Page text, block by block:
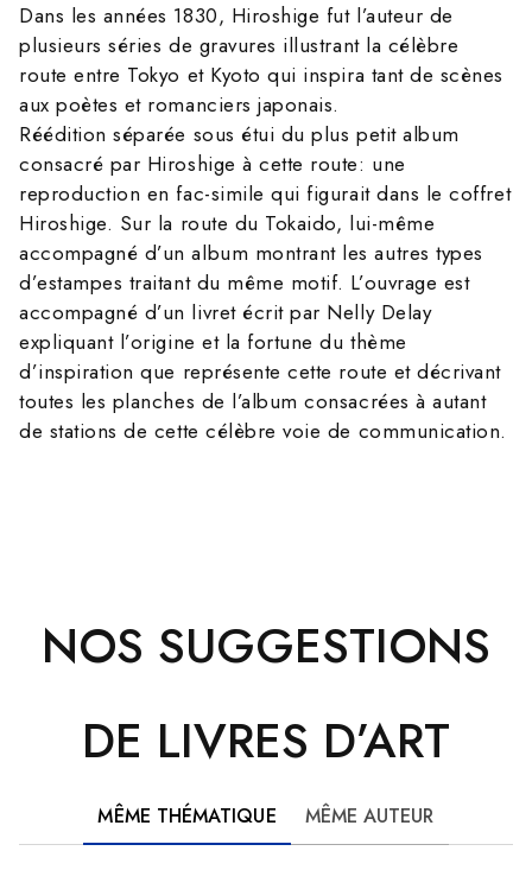
Dans les années 1830, Hiroshige fut l’auteur de
plusieurs séries de gravures illustrant la célèbre
route entre Tokyo et Kyoto qui inspira tant de scènes
aux poètes et romanciers japonais.
Réédition séparée sous étui du plus petit album
consacré par Hiroshige à cette route: une
reproduction en fac-simile qui figurait dans le coffret
Hiroshige. Sur la route du Tokaido, lui-même
accompagné d’un album montrant les autres types
d’estampes traitant du même motif. L’ouvrage est
accompagné d’un livret écrit par Nelly Delay
expliquant l’origine et la fortune du thème
d’inspiration que représente cette route et décrivant
toutes les planches de l’album consacrées à autant
de stations de cette célèbre voie de communication.
NOS SUGGESTIONS
DE LIVRES D’ART
MÊME THÉMATIQUE MÊME AUTEUR